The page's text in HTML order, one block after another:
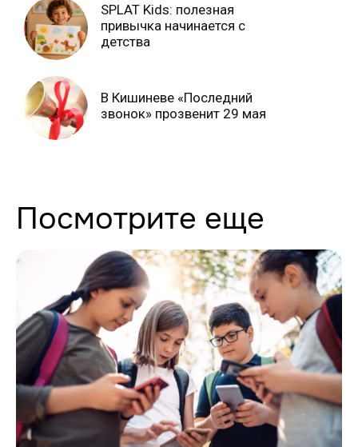
SPLAT Kids: полезная
привычка начинается с
детства
В Кишиневе «Последний
звонок» прозвенит 29 мая
Посмотрите еще